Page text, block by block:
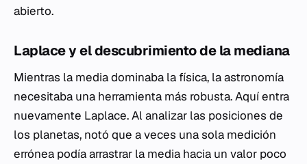
abierto.
Laplace y el descubrimiento de la mediana
Mientras la media dominaba la física, la astronomía
necesitaba una herramienta más robusta. Aquí entra
nuevamente Laplace. Al analizar las posiciones de
los planetas, notó que a veces una sola medición
errónea podía arrastrar la media hacia un valor poco